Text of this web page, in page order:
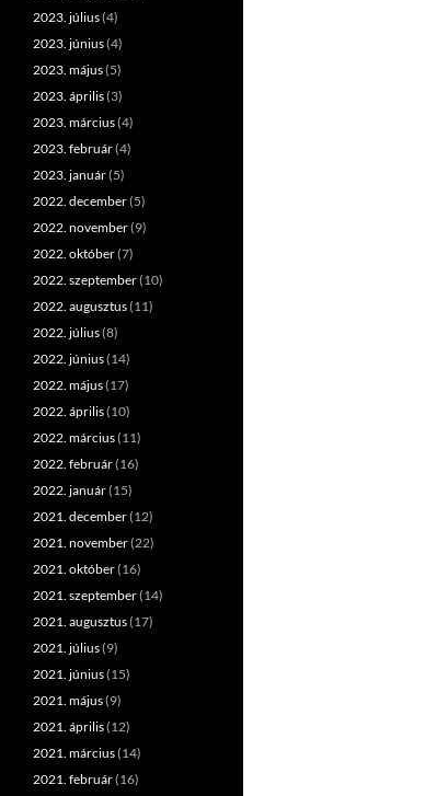
2023. július(4)
2023. június(4)
2023. május(5)
2023. április(3)
2023. március(4)
2023. február(4)
2023. január(5)
2022. december(5)
2022. november(9)
2022. október(7)
2022. szeptember(10)
2022. augusztus(11)
2022. július(8)
2022. június(14)
2022. május(17)
2022. április(10)
2022. március(11)
2022. február(16)
2022. január(15)
2021. december(12)
2021. november(22)
2021. október(16)
2021. szeptember(14)
2021. augusztus(17)
2021. július(9)
2021. június(15)
2021. május(9)
2021. április(12)
2021. március(14)
2021. február(16)